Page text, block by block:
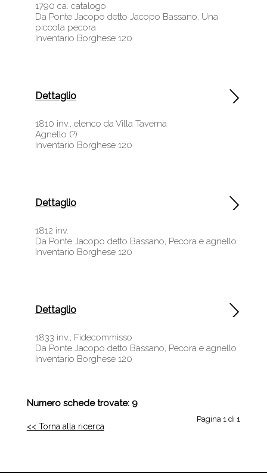
1790 ca. catalogo
Da Ponte Jacopo detto Jacopo Bassano, Una
piccola pecora
Inventario Borghese 120
Dettaglio
1810 inv., elenco da Villa Taverna
Agnello (?)
Inventario Borghese 120
Dettaglio
1812 inv.
Da Ponte Jacopo detto Bassano, Pecora e agnello
Inventario Borghese 120
Dettaglio
1833 inv., Fidecommisso
Da Ponte Jacopo detto Bassano, Pecora e agnello
Inventario Borghese 120
Numero schede trovate: 9
Pagina 1 di 1
<< Torna alla ricerca